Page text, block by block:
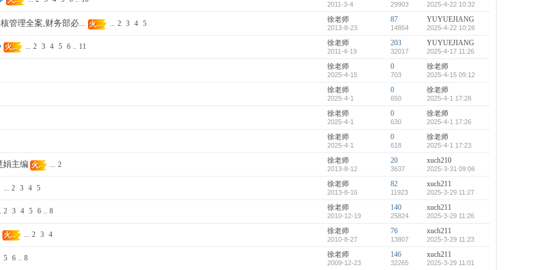
2011-3-4 29903 2025-4-22 10:32
管理全案,财务部必... 火... ... 2 3 4 5 徐老师
2013-8-23
87
14854
YUYUEJIANG
2025-4-22 10:26
火... ... 2 3 4 5 6 .. 11 徐老师
2011-4-19
203
32017
YUYUEJIANG
2025-4-17 11:26
徐老师
2025-4-15
0
703
徐老师
2025-4-15 09:12
徐老师
2025-4-1
0
650
徐老师
2025-4-1 17:28
徐老师
2025-4-1
0
630
徐老师
2025-4-1 17:26
徐老师
2025-4-1
0
618
徐老师
2025-4-1 17:23
娟主编 火.. ... 2 徐老师
2013-8-12
20
3637
xuch210
2025-3-31 09:06
... 2 3 4 5 徐老师
2013-8-16
82
11923
xuch211
2025-3-29 11:27
2 3 4 5 6 .. 8 徐老师
2010-12-19
140
25824
xuch211
2025-3-29 11:26
火... ... 2 3 4 徐老师
2010-8-27
76
13807
xuch211
2025-3-29 11:23
5 6 .. 8 徐老师
2009-12-23
146
32265
xuch211
2025-3-29 11:01